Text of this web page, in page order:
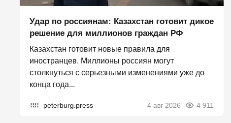
Удар по россиянам: Казахстан готовит дикое
решение для миллионов граждан РФ
Казахстан готовит новые правила для
иностранцев. Миллионы россиян могут
столкнуться с серьезными изменениями уже до
конца года...
peterburg.press 4 авг 2026 4 911